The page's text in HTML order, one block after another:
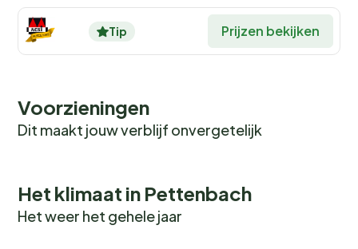
Tip Prijzen bekijken
Voorzieningen
Dit maakt jouw verblijf onvergetelijk
Het klimaat in Pettenbach
Het weer het gehele jaar